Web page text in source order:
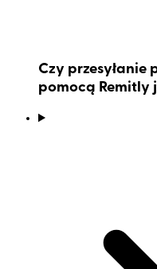
Czy przesyłanie
pomocą Remitly